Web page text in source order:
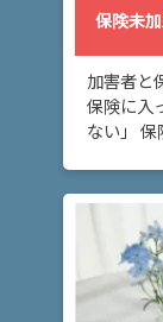
保険未
加害者と
保険に入
ない」
ればい